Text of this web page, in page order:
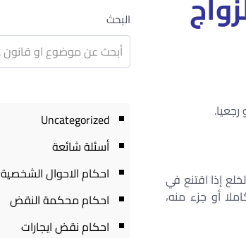
إذا اقتنع في
أو جزء منه،
البحث
Uncategorized
أسئلة شائعة
احكام الاحوال الشخصية
احكام محكمة النقض
احكام نقض ايجارات